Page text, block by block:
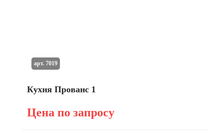
Кухня Прованс 1
Цена по запросу
арт. 7019